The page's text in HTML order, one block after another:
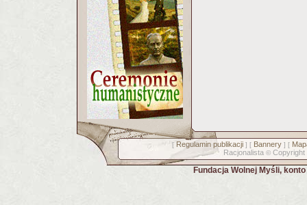
[ Regulamin publikacji] [ Bannery] [
Racjonalista © Copyright
Fundacja Wolnej Myśli,